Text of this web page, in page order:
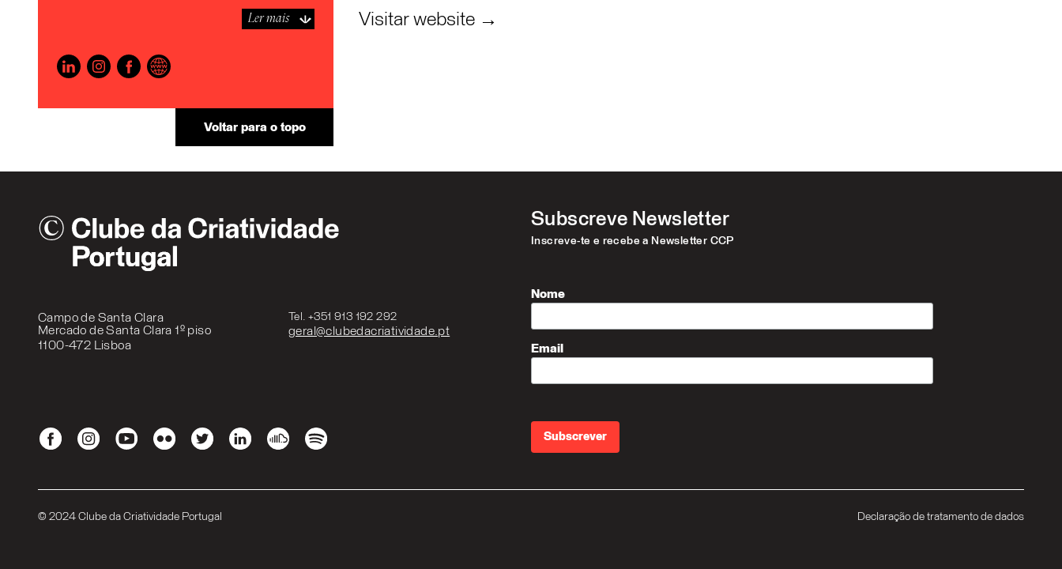
Ler mais
Voltar para o topo
Visitar website →
Campo de Santa Clara
Mercado de Santa Clara 1º piso
1100-472 Lisboa
Tel. +351 913 192 292
geral@clubedacriatividade.pt
Subscreve Newsletter
Inscreve-te e recebe a Newsletter CCP
Nome
Email
© 2024 Clube da Criatividade Portugal Declaração de tratamento de dados